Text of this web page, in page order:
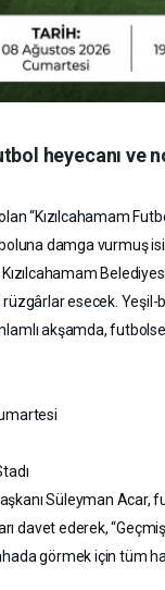
heyecanı
“Kızılcahamam
damga vurmuş
Kızılcahamam
esecek.
akşamda,
Süleyman
davet ederek,
görmek için tüm